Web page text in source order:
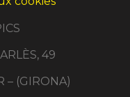
49
– (GIRONA)